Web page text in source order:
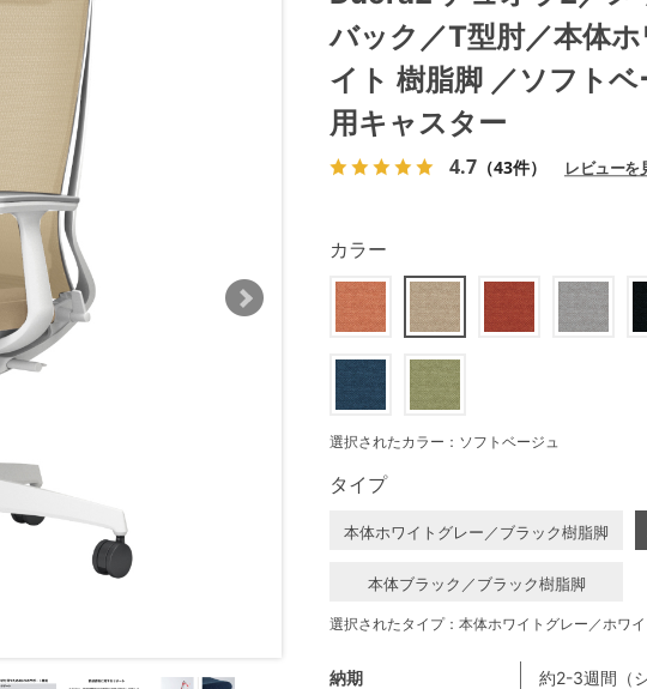
バック／T型肘／本体
イト 樹脂脚 ／ソフト
用キャスター
4.7 （43件） レビューを
納期 約2-3週間（
カラー
選択されたカラー：ソフトベージュ
タイプ
本体ホワイトグレー／ブラック樹脂脚
本体ブラック／ブラック樹脂脚
選択されたタイプ：本体ホワイトグレー／ホワ